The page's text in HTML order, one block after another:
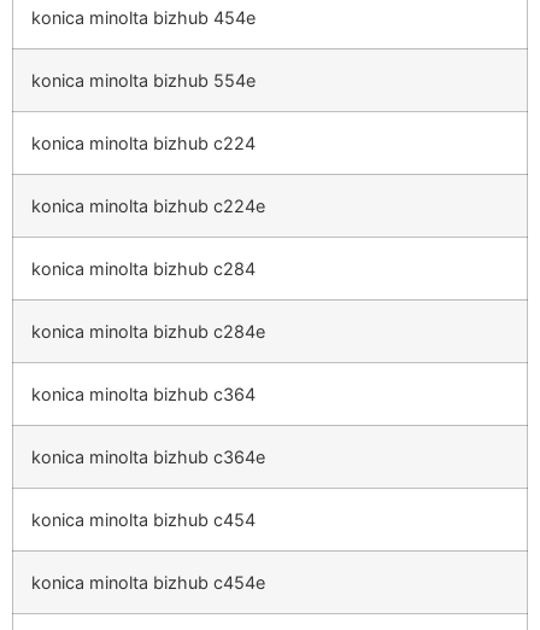
konica minolta bizhub 454e
konica minolta bizhub 554e
konica minolta bizhub c224
konica minolta bizhub c224e
konica minolta bizhub c284
konica minolta bizhub c284e
konica minolta bizhub c364
konica minolta bizhub c364e
konica minolta bizhub c454
konica minolta bizhub c454e